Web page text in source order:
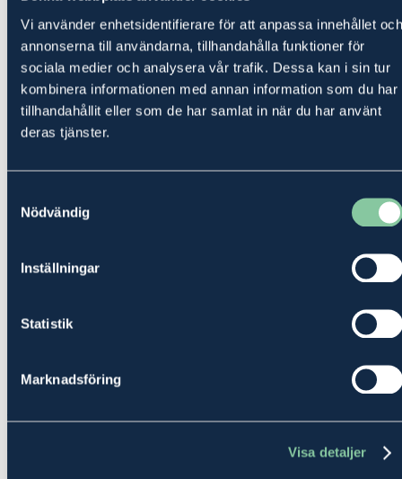
Vi använder enhetsidentifierare för att anpassa innehållet och
annonserna till användarna, tillhandahålla funktioner för
sociala medier och analysera vår trafik. Dessa kan i sin tur
kombinera informationen med annan information som du har
tillhandahållit eller som de har samlat in när du har använt
deras tjänster.
Nödvändig
Inställningar
Statistik
Marknadsföring
Visa detaljer
Arrende- och nyttjanderätt
Familjerätt
Fastighetsrätt
Generationsskifte
Jurister i Hemse med expertis inom allt
från affärsjuridik till familjerätt
Våra jurister i Hemse hjälper alla som behöver juridisk rådgivning,